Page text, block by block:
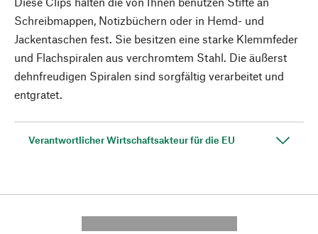
Schreibmappen, Notizbüchern oder in Hemd- und
Jackentaschen fest. Sie besitzen eine starke Klemmfeder
und Flachspiralen aus verchromtem Stahl. Die äußerst
dehnfreudigen Spiralen sind sorgfältig verarbeitet und
entgratet.
Verantwortlicher Wirtschaftsakteur für die EU